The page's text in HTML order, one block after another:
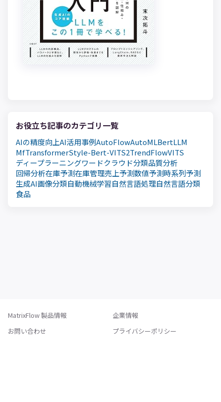
お役立ち記事のカテゴリ一覧
AIの精度向上AI活用事例AutoFlowAutoMLBertLLM
MfTransformerStyle-Bert-VITS2TrendFlowVITS
ディープラーニングワードクラウド分類品質分析
回帰分析在庫予測在庫管理売上予測数値予測時系列予測
生成AI画像分類自動機械学習自然言語処理自然言語分類
食品
MatrixFlow 製品情報
企業情報
お問い合わせ
プライバシーポリシー